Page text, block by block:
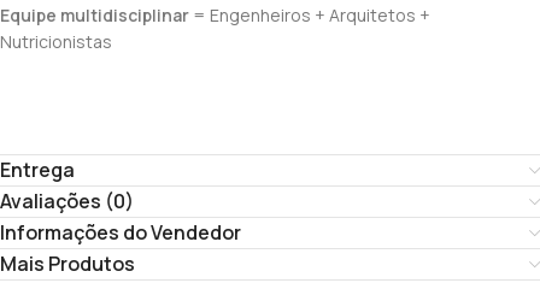
Equipe multidisciplinar = Engenheiros + Arquitetos +
Nutricionistas
Entrega
Avaliações (0)
Informações do Vendedor
Mais Produtos